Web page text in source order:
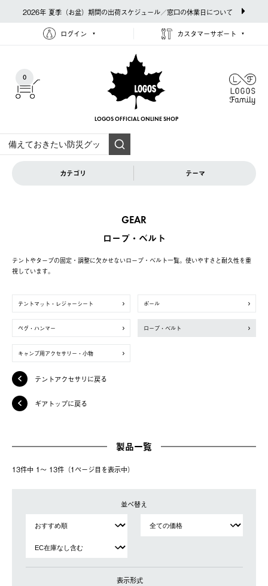
2026年 夏季（お盆）期間の出荷スケジュール／窓口の休業日について
ログイン カスタマーサポート
0
LOGOS OFFICIAL ONLINE SHOP
カテゴリ テーマ
GEAR
ロープ・ベルト
テントやタープの固定・調整に欠かせないロープ・ベルト一覧。使いやすさと耐久性を重
視しています。
テントマット・レジャーシート ポール
ペグ・ハンマー ロープ・ベルト
キャンプ用アクセサリー・小物
テントアクセサリに戻る
ギアトップに戻る
製品一覧
13件中 1〜 13件（1ページ⽬を表⽰中）
並べ替え
表示形式